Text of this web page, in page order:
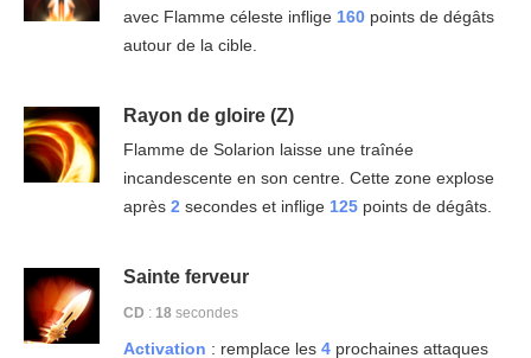
avec Flamme céleste inflige 160 points de dégâts
autour de la cible.
Rayon de gloire (Z)
Flamme de Solarion laisse une traînée
incandescente en son centre. Cette zone explose
après 2 secondes et inflige 125 points de dégâts.
Sainte ferveur
CD : 18secondes
Activation : remplace les 4prochaines attaques